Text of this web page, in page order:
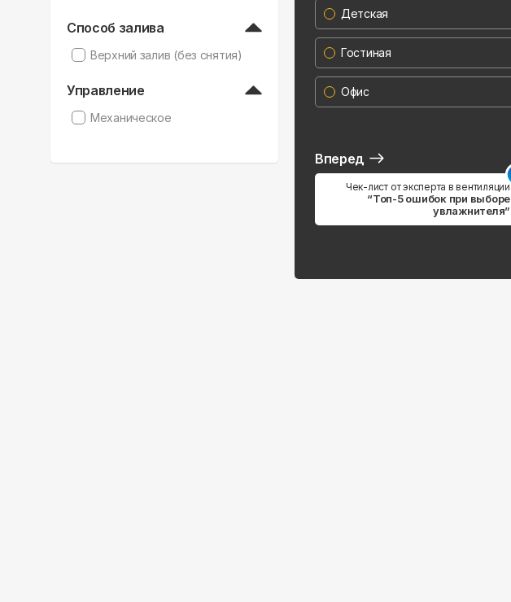
Способ залива
Верхний залив (без снятия)
Управление
Механическое
Детская
Гостиная
Офис
Вперед
Чек-лист от эксперта в вентиляции
“Топ-5 ошибок при выборе
увлажнителя”